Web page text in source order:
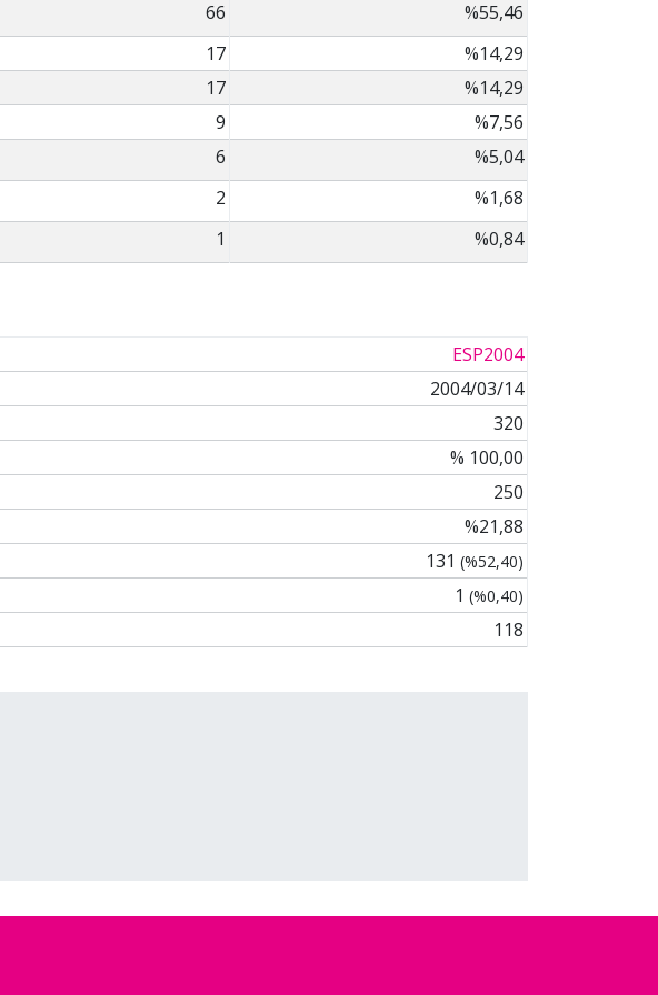
66
%55,46
17
%14,29
17
%14,29
9
%7,56
6
%5,04
2
%1,68
1 %0,84
ESP2004
2004/03/14
320
% 100,00
250
%21,88
131 (%52,40)
1 (%0,40)
118